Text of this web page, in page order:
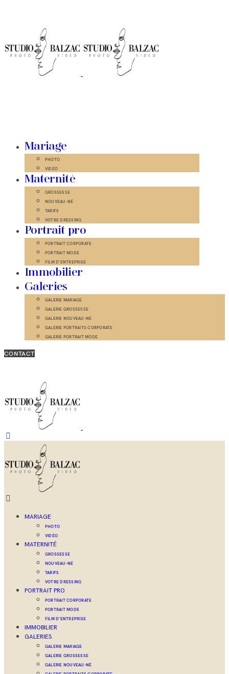
Mariage
PHOTO
VIDÉO
Maternité
GROSSESSE
NOUVEAU-NÉ
TARIFS
VOTRE DRESSING
Portrait pro
PORTRAIT CORPORATE
PORTRAIT MODE
FILM D’ENTREPRISE
Immobilier
Galeries
GALERIE MARIAGE
GALERIE GROSSESSE
GALERIE NOUVEAU-NÉ
GALERIE PORTRAITS CORPORATE
GALERIE PORTRAIT MODE
CONTACT
MARIAGE
PHOTO
VIDÉO
MATERNITÉ
GROSSESSE
NOUVEAU-NÉ
TARIFS
VOTRE DRESSING
PORTRAIT PRO
PORTRAIT CORPORATE
PORTRAIT MODE
FILM D’ENTREPRISE
IMMOBILIER
GALERIES
GALERIE MARIAGE
GALERIE GROSSESSE
GALERIE NOUVEAU-NÉ